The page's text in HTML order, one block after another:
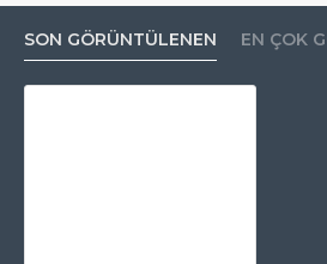
SON GÖRÜNTÜLENEN EN ÇOK